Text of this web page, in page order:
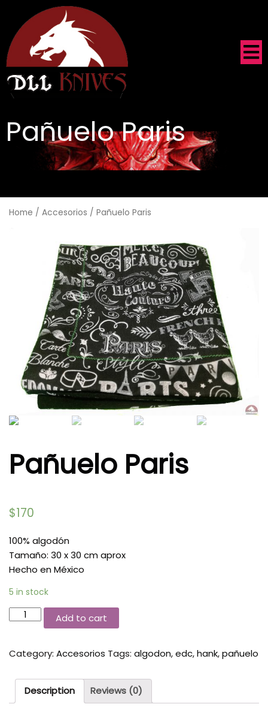
Pañuelo Paris
Home / Accesorios / Pañuelo Paris
Pañuelo Paris
$170
100% algodón
Tamaño: 30 x 30 cm aprox
Hecho en México
5 in stock
Add to cart
Category: Accesorios Tags: algodon,edc,hank,pañuelo
Description Reviews (0)